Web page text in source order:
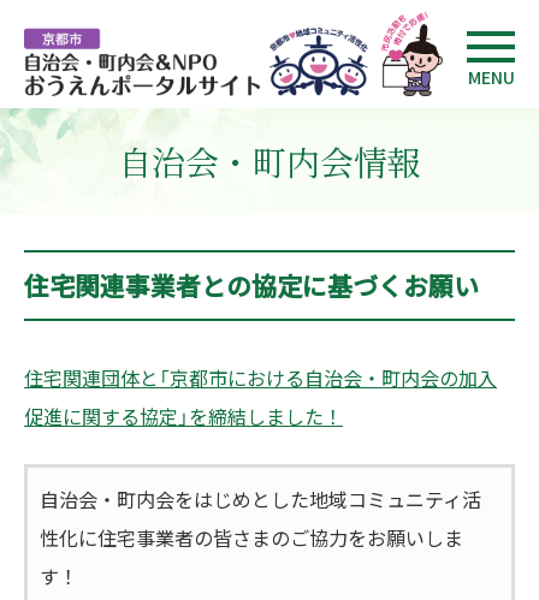
MENU
自治会・町内会情報
住宅関連事業者との協定に基づくお願い
住宅関連団体と「京都市における自治会・町内会の加入
促進に関する協定」を締結しました！
自治会・町内会をはじめとした地域コミュニティ活
性化に住宅事業者の皆さまのご協力をお願いしま
す！